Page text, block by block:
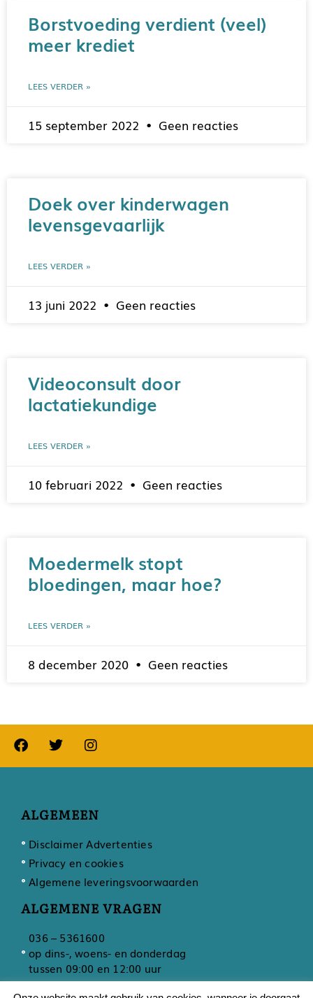
Borstvoeding verdient (veel)
meer krediet
LEES VERDER »
15 september 2022 Geen reacties
Doek over kinderwagen
levensgevaarlijk
LEES VERDER »
13 juni 2022 Geen reacties
Videoconsult door
lactatiekundige
LEES VERDER »
10 februari 2022 Geen reacties
Moedermelk stopt
bloedingen, maar hoe?
LEES VERDER »
8 december 2020 Geen reacties
ALGEMEEN
Disclaimer Advertenties
Privacy en cookies
Algemene leveringsvoorwaarden
ALGEMENE VRAGEN
036 – 5361600
op dins-, woens- en donderdag
tussen 09:00 en 12:00 uur